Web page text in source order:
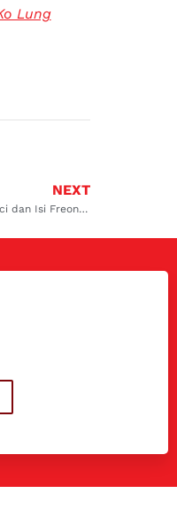
Lung
NEXT
Tempat Cuci dan Isi Freon AC Mobil Terdekat Pondok Cabe